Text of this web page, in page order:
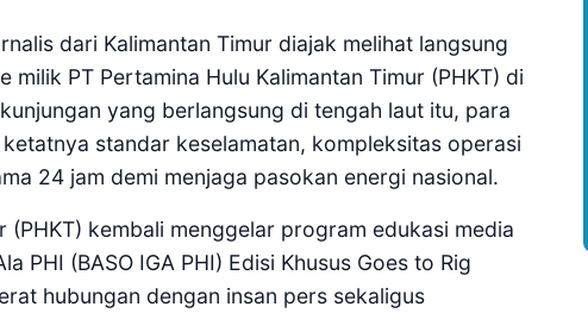
dari Kalimantan Timur diajak melihat langsung
PT Pertamina Hulu Kalimantan Timur (PHKT) di
yang berlangsung di tengah laut itu, para
standar keselamatan, kompleksitas operasi
24 jam demi menjaga pasokan energi nasional.
(PHKT) kembali menggelar program edukasi media
PHI (BASO IGA PHI) Edisi Khusus Goes to Rig
hubungan dengan insan pers sekaligus